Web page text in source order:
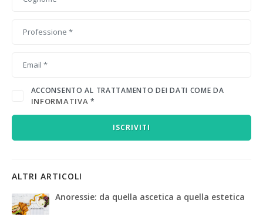
ACCONSENTO AL TRATTAMENTO DEI DATI COME DA
INFORMATIVA *
ISCRIVITI
ALTRI ARTICOLI
Anoressie: da quella ascetica a quella estetica